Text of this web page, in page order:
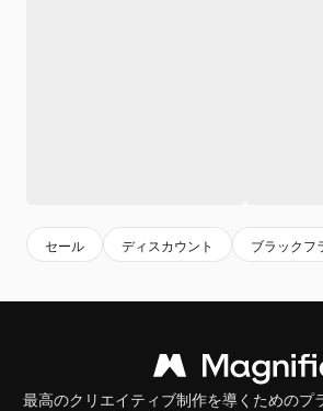
セール ディスカウント ブラックフ
最高のクリエイティブ制作を導くためのプ